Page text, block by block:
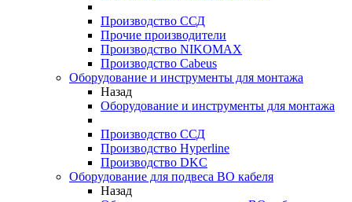
Производство ССД
Прочие производители
Производство NIKOMAX
Производство Cabeus
Оборудование и инструменты для монтажа
Назад
Оборудование и инструменты для монтажа
Производство ССД
Производство Hyperline
Производство DKC
Оборудование для подвеса ВО кабеля
Назад